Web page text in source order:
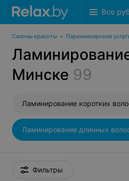
Все
Салоны красоты • Парикмахерские
Минске 99
Ламинирование коротких
Ламинирование длинных
Фильтры